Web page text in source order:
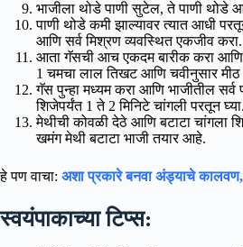
भाजीला थोडे पाणी सुटेल, ते पाणी थोडे
पाणी थोडे कमी झाल्यावर त्यात आधी
आणि सर्व मिश्रण व्यवस्थित एकजीव करा.
आता गॅसची आच एकदम बारीक करा आणि
1 चमचा लाल तिखट आणि चवीनुसार मीठ
गॅस पुन्हा मध्यम करा आणि भाजीतील सर्व
शिजेपर्यंत 1 ते 2 मिनिटे चांगली परतून घ्या.
मेथीची कोवळी देठे आणि बटाटा चांगला
खमंग मेथी बटाटा भाजी तयार आहे.
हे पण वाचा: अशा प्रकारे बनवा अंड्याचे कालवण,
स्वयंपाकाच्या टिप्स: